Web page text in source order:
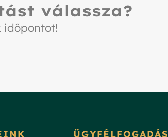
válassza?
időpontot!
ÜGYFÉLFOGADÁS